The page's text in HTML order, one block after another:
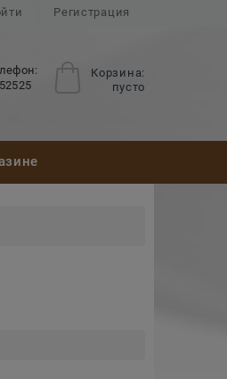
Регистрация
Корзина:
пусто